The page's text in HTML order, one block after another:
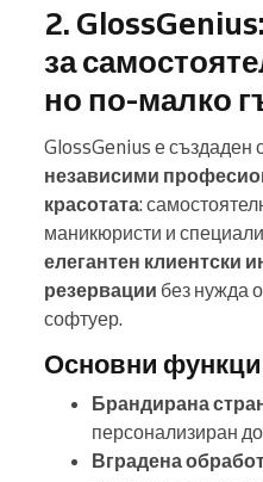
2.
за
но по-малко
GlossGenius е създаден
независими
красотата:
маникюристи и
елегантен клиентски
резервации без нужда
софтуер.
Основни
Брандирана
персонализиран
Вградена